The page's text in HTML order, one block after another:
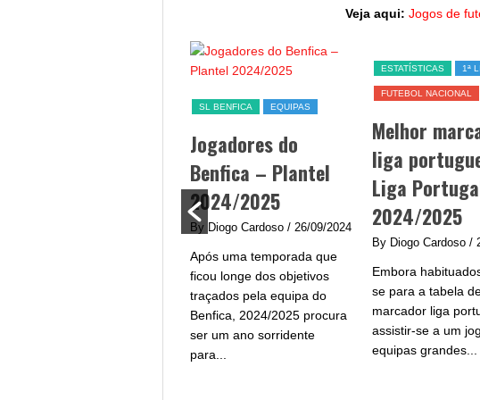
Veja aqui: Jogos de
SL BENFICA EQUIPAS
Jogadores do
Benfica – Plantel
2024/2025
By Diogo Cardoso / 26/09/2024
Após uma temporada que
ficou longe dos objetivos
traçados pela equipa do
Benfica, 2024/2025 procura
ser um ano sorridente
para...
ESTATÍSTICAS 1ª
FUTEBOL NACIONAL
Melhor
liga
Liga
2024/2025
By Diogo Cardoso /
Embora
se para a tabela
marcador liga
assistir-se a um
equipas grandes...